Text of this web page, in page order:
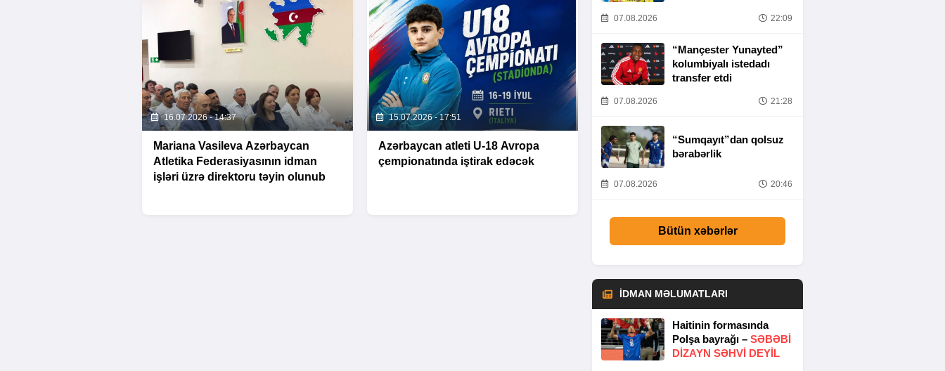
16.07.2026 - 14:37
Mariana Vasileva Azərbaycan
Atletika Federasiyasının idman
işləri üzrə direktoru təyin olunub
15.07.2026 - 17:51
Azərbaycan atleti U-18 Avropa
çempionatında iştirak edəcək
07.08.2026 22:09
“Mançester Yunayted”
kolumbiyalı istedadı
transfer etdi
07.08.2026 21:28
“Sumqayıt”dan qolsuz
bərabərlik
07.08.2026 20:46
Bütün xəbərlər
İDMAN MƏLUMATLARI
Haitinin formasında
Polşa bayrağı – SƏBƏBI
DIZAYN SƏHVI DEYIL